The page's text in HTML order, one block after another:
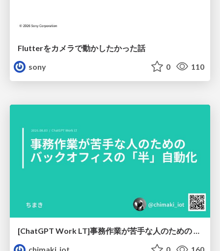
Flutterをカメラで動かしたかった話
sony
0 110
[ChatGPT Work LT]事務作業が苦手な人のための バックオフィスの「半」自動化